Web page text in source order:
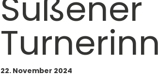
22. November 2024